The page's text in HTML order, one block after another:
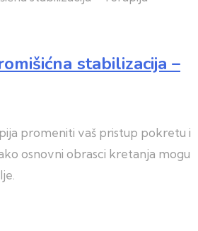
stabilizacija –
promeniti vaš pristup pokretu i
osnovni obrasci kretanja mogu